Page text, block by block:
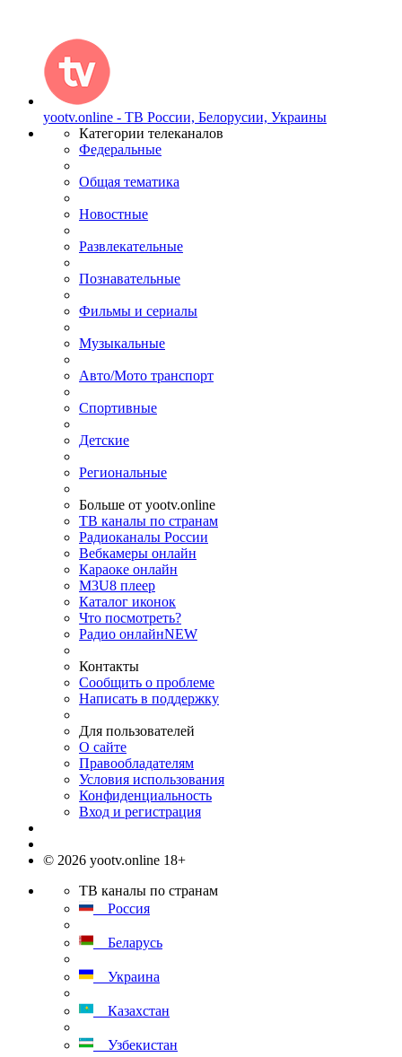
yootv.online - ТВ России, Белорусии, Украины
Категории телеканалов
Федеральные
Общая тематика
Новостные
Развлекательные
Познавательные
Фильмы и сериалы
Музыкальные
Авто/Мото транспорт
Спортивные
Детские
Региональные
Больше от yootv.online
ТВ каналы по странам
Радиоканалы России
Вебкамеры онлайн
Караоке онлайн
M3U8 плеер
Каталог иконок
Что посмотреть?
Радио онлайнNEW
Контакты
Сообщить о проблеме
Написать в поддержку
Для пользователей
О сайте
Правообладателям
Условия использования
Конфиденциальность
Вход и регистрация
© 2026 yootv.online 18+
ТВ каналы по странам
Россия
Беларусь
Украина
Казахстан
Узбекистан